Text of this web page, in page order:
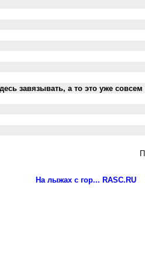
завязывать, а то это уже совсем
На лыжах с гор... RASC.RU